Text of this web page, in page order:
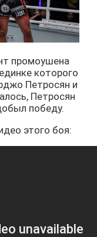
промоушена
которого
Петросян и
Петросян
победу.
этого боя: